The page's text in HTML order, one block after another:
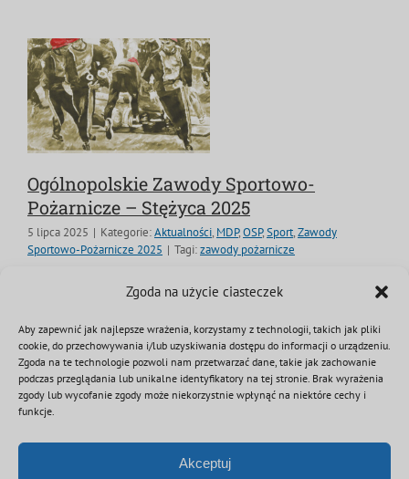
Zgoda na użycie ciasteczek
Aby zapewnić jak najlepsze wrażenia, korzystamy z technologii, takich jak pliki
cookie, do przechowywania i/lub uzyskiwania dostępu do informacji o urządzeniu.
Zgoda na te technologie pozwoli nam przetwarzać dane, takie jak zachowanie
podczas przeglądania lub unikalne identyfikatory na tej stronie. Brak wyrażenia
zgody lub wycofanie zgody może niekorzystnie wpłynąć na niektóre cechy i
funkcje.
Akceptuj
Ogólnopolskie Zawody Sportowo-
Pożarnicze – Stężyca 2025
5 lipca 2025 | Kategorie:Aktualności, MDP,OSP,Sport,Zawody
Sportowo-Pożarnicze 2025 | Tagi:zawody pożarnicze
Ogólnopolskie Zawody Sportowo-Pożarnicze w
CTIF
Czytaj dalej